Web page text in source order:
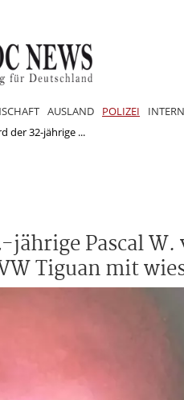
AUSLAND POLIZEI
der 32-jährige ...
Pascal
Tiguan mit